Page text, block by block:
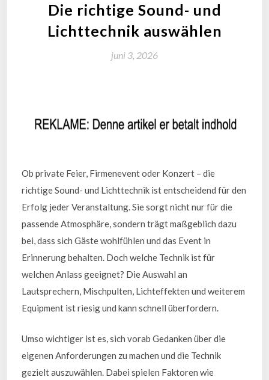
Die richtige Sound- und
Lichttechnik auswählen
juni 3, 2026
Ob private Feier, Firmenevent oder Konzert – die
richtige Sound- und Lichttechnik ist entscheidend für den
Erfolg jeder Veranstaltung. Sie sorgt nicht nur für die
passende Atmosphäre, sondern trägt maßgeblich dazu
bei, dass sich Gäste wohlfühlen und das Event in
Erinnerung behalten. Doch welche Technik ist für
welchen Anlass geeignet? Die Auswahl an
Lautsprechern, Mischpulten, Lichteffekten und weiterem
Equipment ist riesig und kann schnell überfordern.
Umso wichtiger ist es, sich vorab Gedanken über die
eigenen Anforderungen zu machen und die Technik
gezielt auszuwählen. Dabei spielen Faktoren wie